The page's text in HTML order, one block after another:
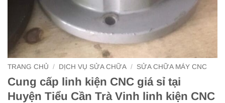
TRANG CHỦ / DỊCH VỤ SỬA CHỮA / SỬA CHỮA MÁY CNC
Cung cấp linh kiện CNC giá sỉ tại
Huyện Tiểu Cần Trà Vinh linh kiện CNC